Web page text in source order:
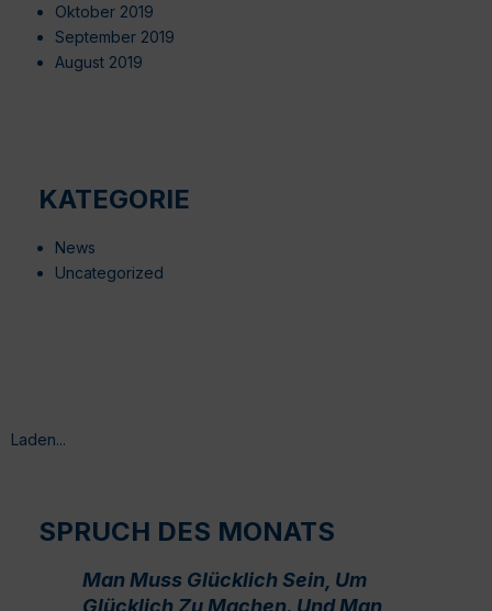
Oktober 2019
September 2019
August 2019
KATEGORIE
News
Uncategorized
Laden...
SPRUCH DES MONATS
Man Muss Glücklich Sein, Um
Glücklich Zu Machen. Und Man